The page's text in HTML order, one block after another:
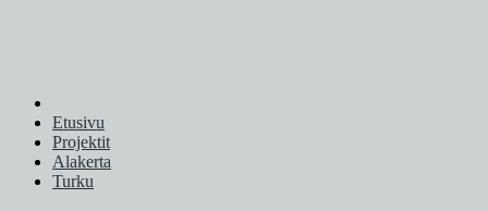
Etusivu
Projektit
Alakerta
Turku